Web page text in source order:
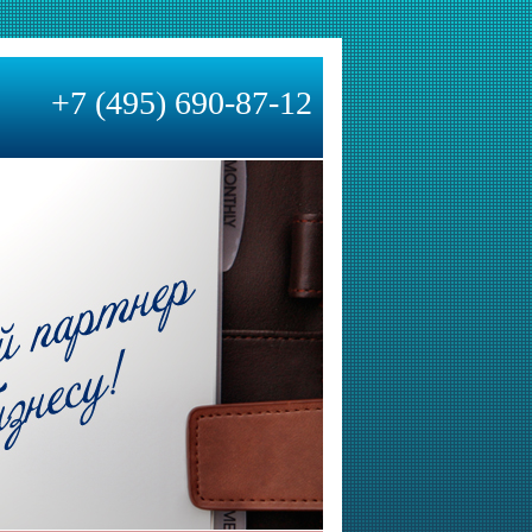
+7 (495) 690-87-12